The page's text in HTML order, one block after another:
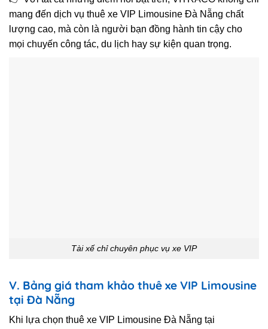
mang đến dịch vụ thuê xe VIP Limousine Đà Nẵng chất
lượng cao, mà còn là người bạn đồng hành tin cậy cho
mọi chuyến công tác, du lịch hay sự kiện quan trọng.
Tài xế chỉ chuyên phục vụ xe VIP
V. Bảng giá tham khảo thuê xe VIP Limousine
tại Đà Nẵng
Khi lựa chọn thuê xe VIP Limousine Đà Nẵng tại